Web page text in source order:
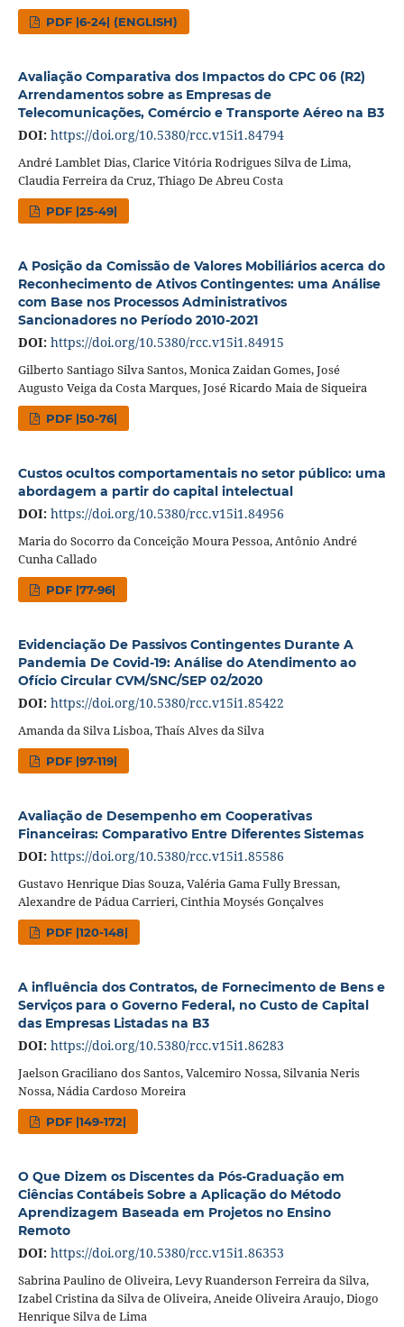
PDF |6-24| (ENGLISH)
Avaliação Comparativa dos Impactos do CPC 06 (R2)
Arrendamentos sobre as Empresas de
Telecomunicações, Comércio e Transporte Aéreo na B3
DOI: https://doi.org/10.5380/rcc.v15i1.84794
André Lamblet Dias, Clarice Vitória Rodrigues Silva de Lima,
Claudia Ferreira da Cruz, Thiago De Abreu Costa
PDF |25-49|
A Posição da Comissão de Valores Mobiliários acerca do
Reconhecimento de Ativos Contingentes: uma Análise
com Base nos Processos Administrativos
Sancionadores no Período 2010-2021
DOI: https://doi.org/10.5380/rcc.v15i1.84915
Gilberto Santiago Silva Santos, Monica Zaidan Gomes, José
Augusto Veiga da Costa Marques, José Ricardo Maia de Siqueira
PDF |50-76|
Custos ocultos comportamentais no setor público: uma
abordagem a partir do capital intelectual
DOI: https://doi.org/10.5380/rcc.v15i1.84956
Maria do Socorro da Conceição Moura Pessoa, Antônio André
Cunha Callado
PDF |77-96|
Evidenciação De Passivos Contingentes Durante A
Pandemia De Covid-19: Análise do Atendimento ao
Ofício Circular CVM/SNC/SEP 02/2020
DOI: https://doi.org/10.5380/rcc.v15i1.85422
Amanda da Silva Lisboa, Thaís Alves da Silva
PDF |97-119|
Avaliação de Desempenho em Cooperativas
Financeiras: Comparativo Entre Diferentes Sistemas
DOI: https://doi.org/10.5380/rcc.v15i1.85586
Gustavo Henrique Dias Souza, Valéria Gama Fully Bressan,
Alexandre de Pádua Carrieri, Cinthia Moysés Gonçalves
PDF |120-148|
A influência dos Contratos, de Fornecimento de Bens e
Serviços para o Governo Federal, no Custo de Capital
das Empresas Listadas na B3
DOI: https://doi.org/10.5380/rcc.v15i1.86283
Jaelson Graciliano dos Santos, Valcemiro Nossa, Silvania Neris
Nossa, Nádia Cardoso Moreira
PDF |149-172|
O Que Dizem os Discentes da Pós-Graduação em
Ciências Contábeis Sobre a Aplicação do Método
Aprendizagem Baseada em Projetos no Ensino
Remoto
DOI: https://doi.org/10.5380/rcc.v15i1.86353
Sabrina Paulino de Oliveira, Levy Ruanderson Ferreira da Silva,
Izabel Cristina da Silva de Oliveira, Aneide Oliveira Araujo, Diogo
Henrique Silva de Lima